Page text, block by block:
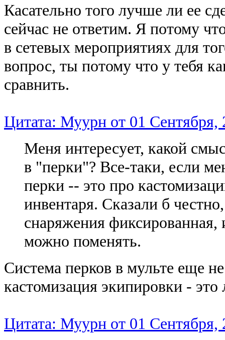
Касательно того лучше ли ее
сейчас не ответим. Я потому
в сетевых мероприятиях для
вопрос, ты потому что у тебя
сравнить.
Цитата: Муурн от 01 Сентября,
Меня интересует, какой
в "перки"? Все-таки, если
перки -- это про
инвентаря. Сказали б
снаряжения
можно поменять.
Система перков в мульте еще
кастомизация экипировки - это
Цитата: Муурн от 01 Сентября,